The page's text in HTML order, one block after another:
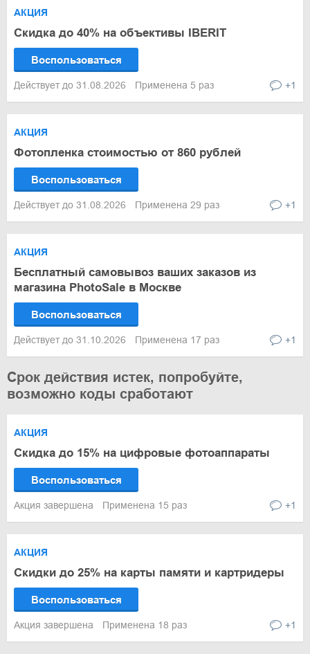
АКЦИЯ
Скидка до 40% на объективы IBERIT
Воспользоваться
Действует до 31.08.2026 Применена 5 раз +1
АКЦИЯ
Фотопленка стоимостью от 860 рублей
Воспользоваться
Действует до 31.08.2026 Применена 29 раз +1
АКЦИЯ
Бесплатный самовывоз ваших заказов из
магазина PhotoSale в Москве
Воспользоваться
Действует до 31.10.2026 Применена 17 раз +1
Срок действия истек, попробуйте,
возможно коды сработают
АКЦИЯ
Скидка до 15% на цифровые фотоаппараты
Воспользоваться
Акция завершена Применена 15 раз +1
АКЦИЯ
Скидки до 25% на карты памяти и картридеры
Воспользоваться
Акция завершена Применена 18 раз +1